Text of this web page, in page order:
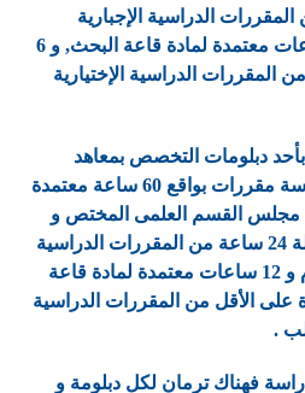
من المقررات الدراسية اﻹجبارية
المحددة لكل دبلوم, و 6 ساعات معتمدة لمادة قاعة البحث, و 6
المقررات الدراسية اﻹختيارية
دبلومات التخصص بمعاهد
الدراسات العليا بالكلية بدراسة مقررات بواقع 60 ساعة معتمدة
مجلس القسم العلمى المختص و
موافقة مجلس الكلية, شاملة 24 ساعة من المقررات الدراسية
اﻹجبارية المحددة لكل دبلوم و 12 ساعات معتمدة لمادة قاعة
معتمدة على الأقل من المقررات الدراسية
.
فهناك ترمان لكل دبلومة و